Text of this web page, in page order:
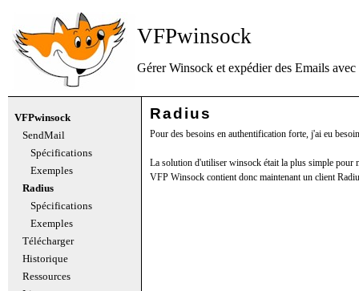
VFPwinsock
Gérer Winsock et expédier des Emails avec
VFPwinsock
SendMail
Spécifications
Exemples
Radius
Spécifications
Exemples
Télécharger
Historique
Ressources
Radius
Pour des besoins en authentification forte, j'ai eu
La solution d'utiliser winsock était la plus simple pour
VFP Winsock contient donc maintenant un client